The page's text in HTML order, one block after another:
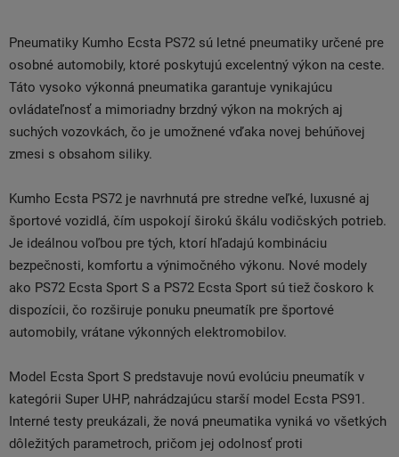
Pneumatiky Kumho Ecsta PS72 sú letné pneumatiky určené pre
osobné automobily, ktoré poskytujú excelentný výkon na ceste.
Táto vysoko výkonná pneumatika garantuje vynikajúcu
ovládateľnosť a mimoriadny brzdný výkon na mokrých aj
suchých vozovkách, čo je umožnené vďaka novej behúňovej
zmesi s obsahom siliky.
Kumho Ecsta PS72 je navrhnutá pre stredne veľké, luxusné aj
športové vozidlá, čím uspokojí širokú škálu vodičských potrieb.
Je ideálnou voľbou pre tých, ktorí hľadajú kombináciu
bezpečnosti, komfortu a výnimočného výkonu. Nové modely
ako PS72 Ecsta Sport S a PS72 Ecsta Sport sú tiež čoskoro k
dispozícii, čo rozširuje ponuku pneumatík pre športové
automobily, vrátane výkonných elektromobilov.
Model Ecsta Sport S predstavuje novú evolúciu pneumatík v
kategórii Super UHP, nahrádzajúcu starší model Ecsta PS91.
Interné testy preukázali, že nová pneumatika vyniká vo všetkých
dôležitých parametroch, pričom jej odolnosť proti